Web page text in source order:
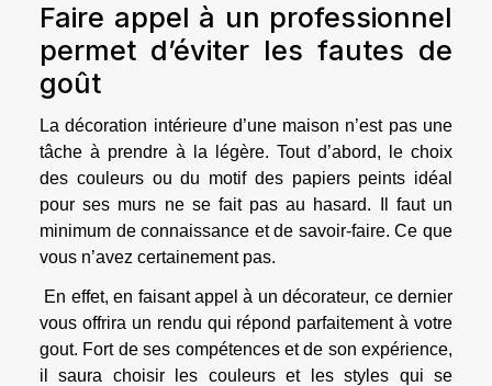
Faire appel à un professionnel
permet d’éviter les fautes de
goût
La décoration intérieure d’une maison n’est pas une
tâche à prendre à la légère. Tout d’abord, le choix
des couleurs ou du motif des papiers peints idéal
pour ses murs ne se fait pas au hasard. Il faut un
minimum de connaissance et de savoir-faire. Ce que
vous n’avez certainement pas.
En effet, en faisant appel à un décorateur, ce dernier
vous offrira un rendu qui répond parfaitement à votre
gout. Fort de ses compétences et de son expérience,
il saura choisir les couleurs et les styles qui se